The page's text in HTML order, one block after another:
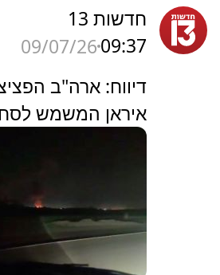
חדשות 13
09:37
09/07/26
דיווח: ארה"ב
איראן המשמש